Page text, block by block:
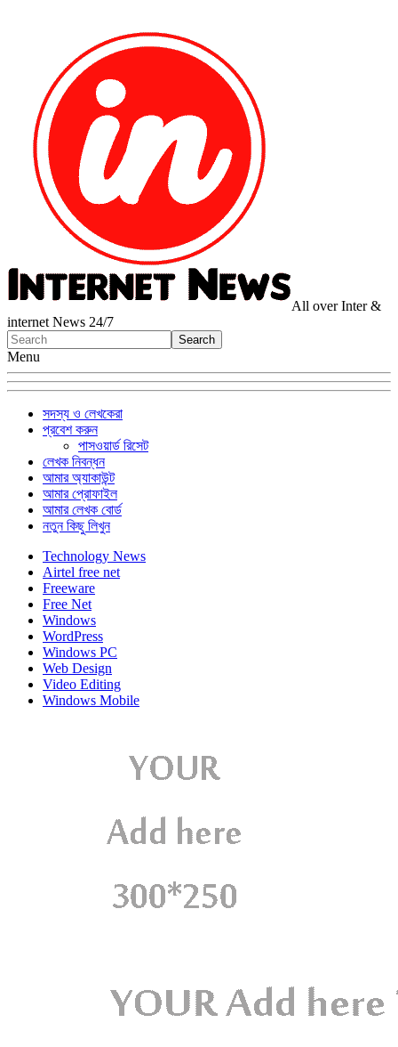
All over Inter &
internet News 24/7
Menu
সদস্য ও লেখকেরা
প্রবেশ করুন
পাসওয়ার্ড রিসেট
লেখক নিবন্ধন
আমার অ্যাকাউন্ট
আমার প্রোফাইল
আমার লেখক বোর্ড
নতুন কিছু লিখুন
Technology News
Airtel free net
Freeware
Free Net
Windows
WordPress
Windows PC
Web Design
Video Editing
Windows Mobile